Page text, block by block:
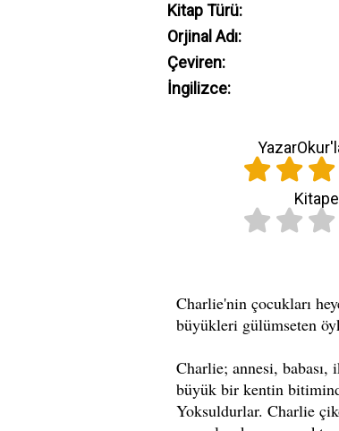
Kitap Türü:
Orjinal Adı:
Çeviren:
İngilizce: